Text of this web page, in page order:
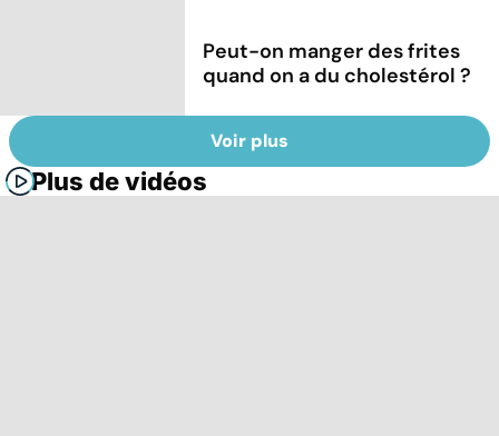
Peut-on manger des frites
quand on a du cholestérol ?
Voir plus
Plus de vidéos